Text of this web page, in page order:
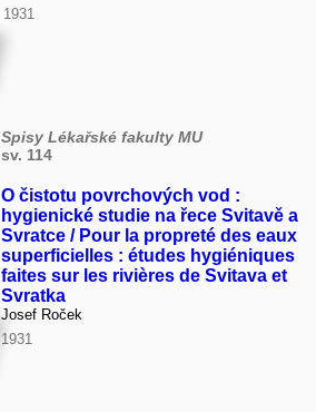
1931
Spisy Lékařské fakulty MU
sv. 114
O čistotu povrchových vod :
hygienické studie na řece Svitavě a
Svratce / Pour la propreté des eaux
superficielles : études hygiéniques
faites sur les rivières de Svitava et
Svratka
Josef Roček
1931